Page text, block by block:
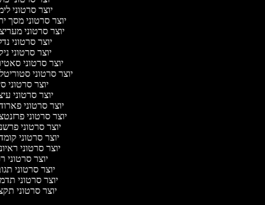
יוצר סרטוני
יוצר סרטוני מסך
יוצר סרטוני
יוצר סרטוני
יוצר סרטוני
יוצר סרטוני
יוצר סרטוני
יוצר סרטוני
יוצר סרטוני
יוצר סרטוני
יוצר סרטוני
יוצר סרטוני
יוצר סרטוני
יוצר סרטוני
יוצר סרטוני
יוצר סרטוני
יוצר סרטוני
יוצר סרטוני